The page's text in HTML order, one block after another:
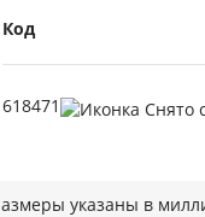
Код
618471
указаны в